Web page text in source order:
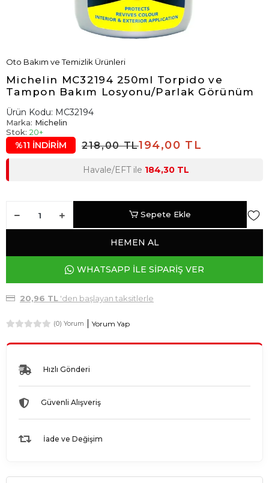
Oto Bakım ve Temizlik Ürünleri
Michelin MC32194 250ml Torpido ve
Tampon Bakım Losyonu/Parlak Görünüm
Ürün Kodu: MC32194
Marka: Michelin
Stok: 20+
%11 İNDİRİM 218,00 TL194,00 TL
Havale/EFT ile 184,30 TL
Sepete Ekle
HEMEN AL
WHATSAPP İLE SİPARİŞ VER
20,96 TL'den başlayan taksitlerle
(0) Yorum Yorum Yap
Hızlı Gönderi
Güvenli Alışveriş
İade ve Değişim